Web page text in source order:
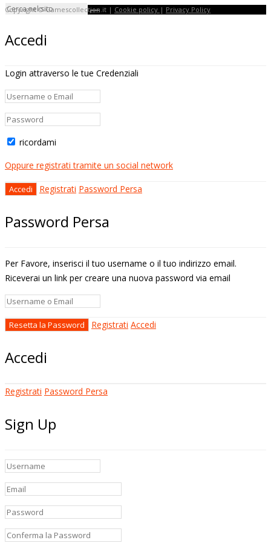
Copyright © Gamescollection.it | Cookie policy | Privacy Policy
Accedi
Login attraverso le tue Credenziali
ricordami
Oppure registrati tramite un social network
Registrati Password Persa
Password Persa
Per Favore, inserisci il tuo username o il tuo indirizzo email.
Riceverai un link per creare una nuova password via email
Registrati Accedi
Accedi
Registrati Password Persa
Sign Up